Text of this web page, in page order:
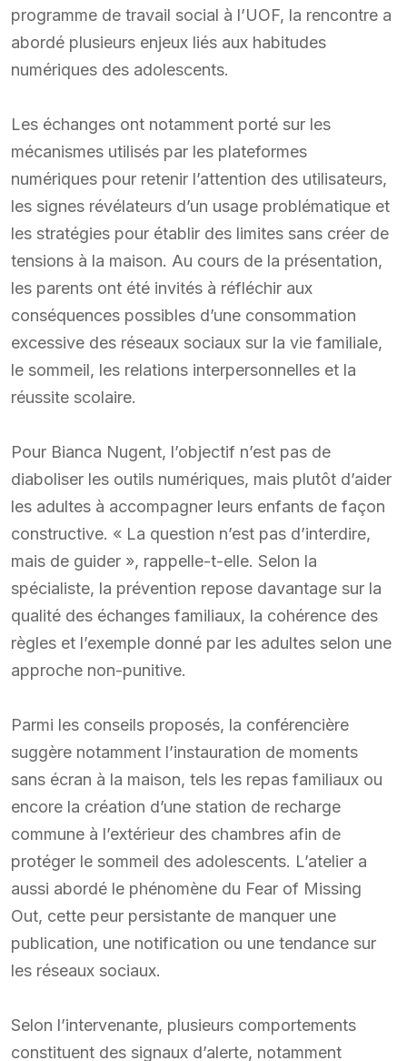
programme de travail social à l’UOF, la rencontre a
abordé plusieurs enjeux liés aux habitudes
numériques des adolescents.
Les échanges ont notamment porté sur les
mécanismes utilisés par les plateformes
numériques pour retenir l’attention des utilisateurs,
les signes révélateurs d’un usage problématique et
les stratégies pour établir des limites sans créer de
tensions à la maison. Au cours de la présentation,
les parents ont été invités à réfléchir aux
conséquences possibles d’une consommation
excessive des réseaux sociaux sur la vie familiale,
le sommeil, les relations interpersonnelles et la
réussite scolaire.
Pour Bianca Nugent, l’objectif n’est pas de
diaboliser les outils numériques, mais plutôt d’aider
les adultes à accompagner leurs enfants de façon
constructive. « La question n’est pas d’interdire,
mais de guider », rappelle-t-elle. Selon la
spécialiste, la prévention repose davantage sur la
qualité des échanges familiaux, la cohérence des
règles et l’exemple donné par les adultes selon une
approche non-punitive.
Parmi les conseils proposés, la conférencière
suggère notamment l’instauration de moments
sans écran à la maison, tels les repas familiaux ou
encore la création d’une station de recharge
commune à l’extérieur des chambres afin de
protéger le sommeil des adolescents. L’atelier a
aussi abordé le phénomène du Fear of Missing
Out, cette peur persistante de manquer une
publication, une notification ou une tendance sur
les réseaux sociaux.
Selon l’intervenante, plusieurs comportements
constituent des signaux d’alerte, notamment